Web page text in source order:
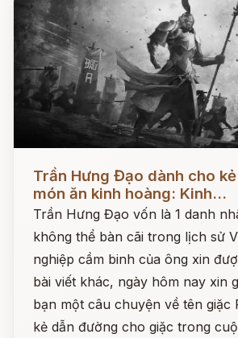
Đọc ngay
Trần Hưng Đạo dành cho
món ăn kinh hoàng: Kinh...
Trần Hưng Đạo vốn là 1 danh
không thể bàn cãi trong lịch sử
nghiệp cầm binh của ông xin
bài viết khác, ngày hôm nay xin
bạn một câu chuyện về tên giặc
kẻ dẫn đường cho giặc trong